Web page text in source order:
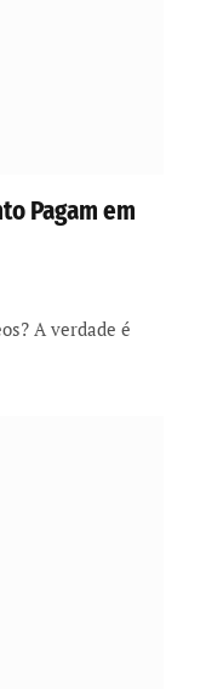
Pagam em
A verdade é